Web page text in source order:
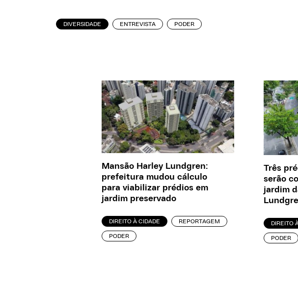
DIVERSIDADE ENTREVISTA PODER
Mansão Harley Lundgren:
prefeitura mudou cálculo
para viabilizar prédios em
jardim preservado
DIREITO À CIDADE REPORTAGEM
PODER
Três
serão
jardim
DIREITO
PODER